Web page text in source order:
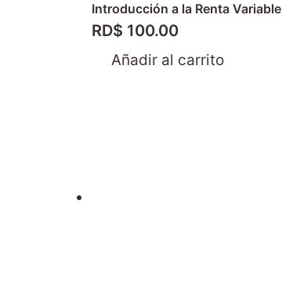
Introducción a la Renta Variable
RD$ 100.00
Añadir al carrito